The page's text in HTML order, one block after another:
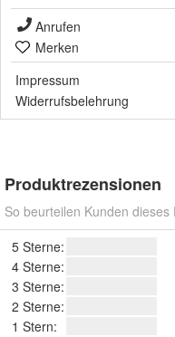
Anrufen
Merken
Impressum
Widerrufsbelehrung
Produktrezensionen
So beurteilen Kunden dieses
5 Sterne:
4 Sterne:
3 Sterne:
2 Sterne:
1 Stern: